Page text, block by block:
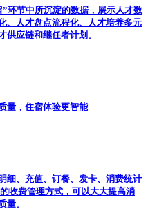
环节中所沉淀的数据，展示人才数
、人才盘点流程化、人才培养多元
供应链和继任者计划。
量，住宿体验更智能
细、充值、订餐、发卡、消费统计
收费管理方式，可以大大提高消
量。